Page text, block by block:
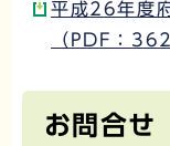
平成26年度
（PDF：
お問合せ